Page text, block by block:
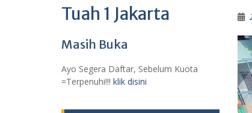
Tuah 1 Jakarta
Masih Buka
Ayo Segera Daftar, Sebelum Kuota
=Terpenuhi!!! klik disini